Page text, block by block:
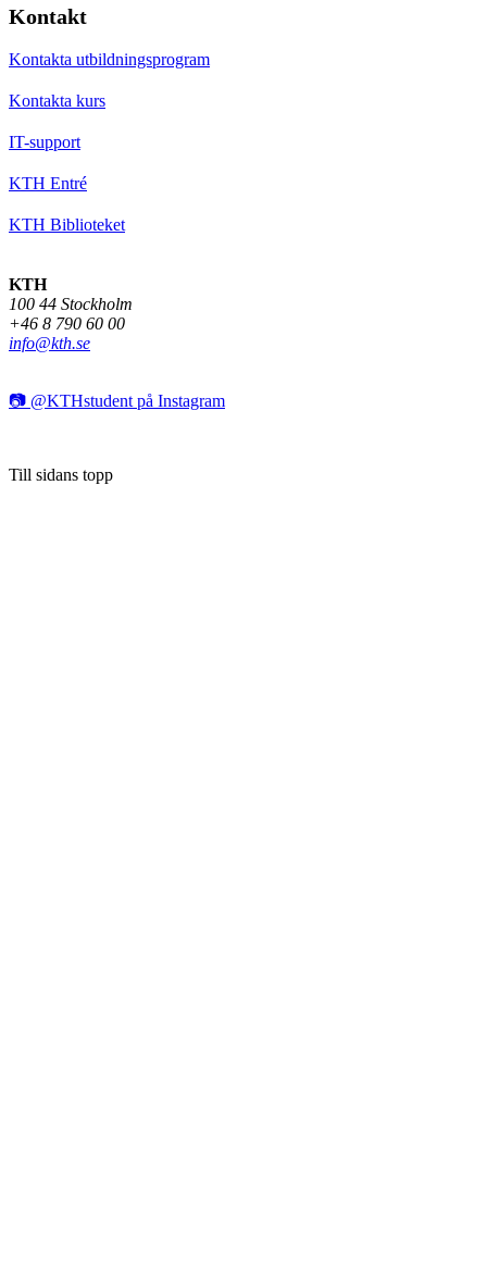
Kontakt
Kontakta utbildningsprogram
Kontakta kurs
IT-support
KTH Entré
KTH Biblioteket
KTH
100 44 Stockholm
+46 8 790 60 00
info@kth.se
📷 @KTHstudent på Instagram
Till sidans topp